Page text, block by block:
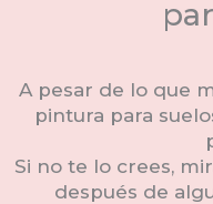
A pesar de lo que
pintura para
Si no te lo crees,
después de